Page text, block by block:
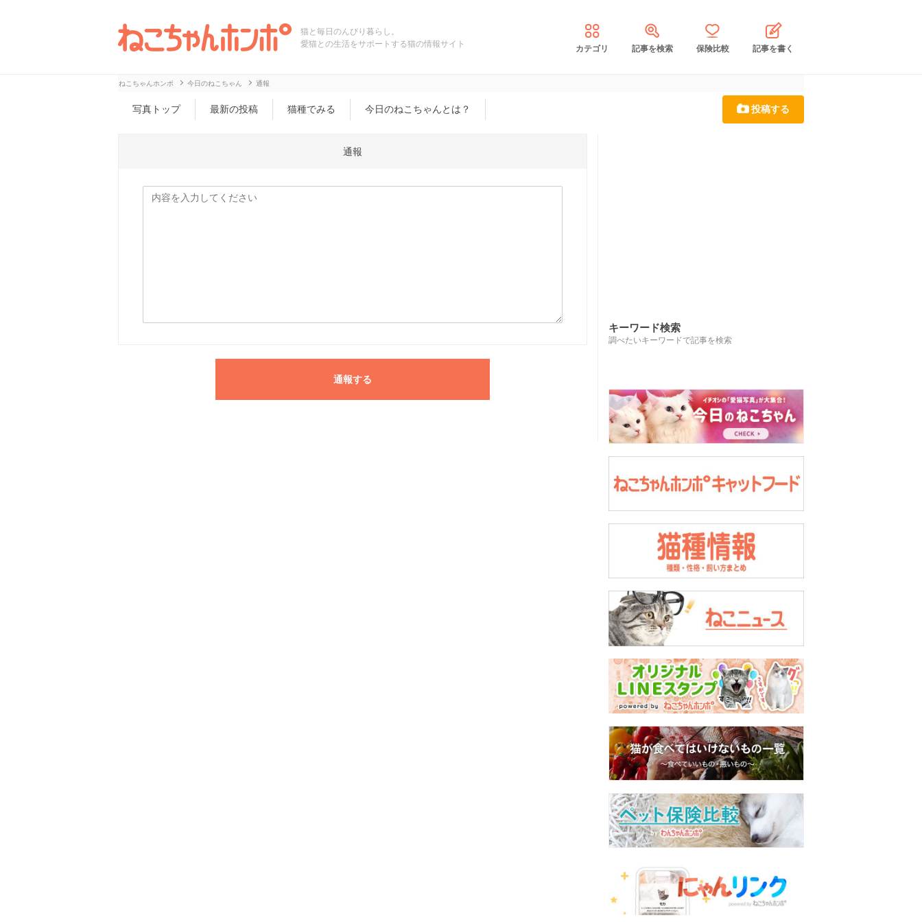
猫と毎日のんびり暮らし。
愛猫との生活をサポートする猫の情報サイト
カテゴリ 記事を検索 保険比較 記事を書く
ねこちゃんホンポ 今日のねこちゃん 通報
写真トップ 最新の投稿 猫種でみる 今日のねこちゃんとは？ 投稿する
通報
キーワード検索
調べたいキーワードで記事を検索